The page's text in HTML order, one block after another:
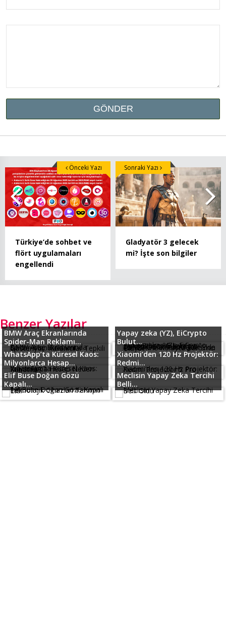
Türkiye’de sohbet ve
flört uygulamaları
engellendi
Önceki Yazı
Gladyatör 3 gelecek
mi? İşte son bilgiler
Sonraki Yazı
Benzer Yazılar
BMW Araç Ekranlarında
Spider-Man Reklamı...
Yapay zeka (YZ), EiCrypto
Bulut...
WhatsApp’ta Küresel Kaos:
Milyonlarca Hesap...
Xiaomi’den 120 Hz Projektör:
Redmi...
Elif Buse Doğan Gözü
Kapalı...
Meclisin Yapay Zeka Tercihi
Belli...